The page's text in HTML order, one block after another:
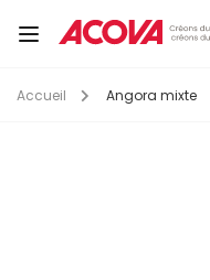
au Toggle
Accueil Angora mixte